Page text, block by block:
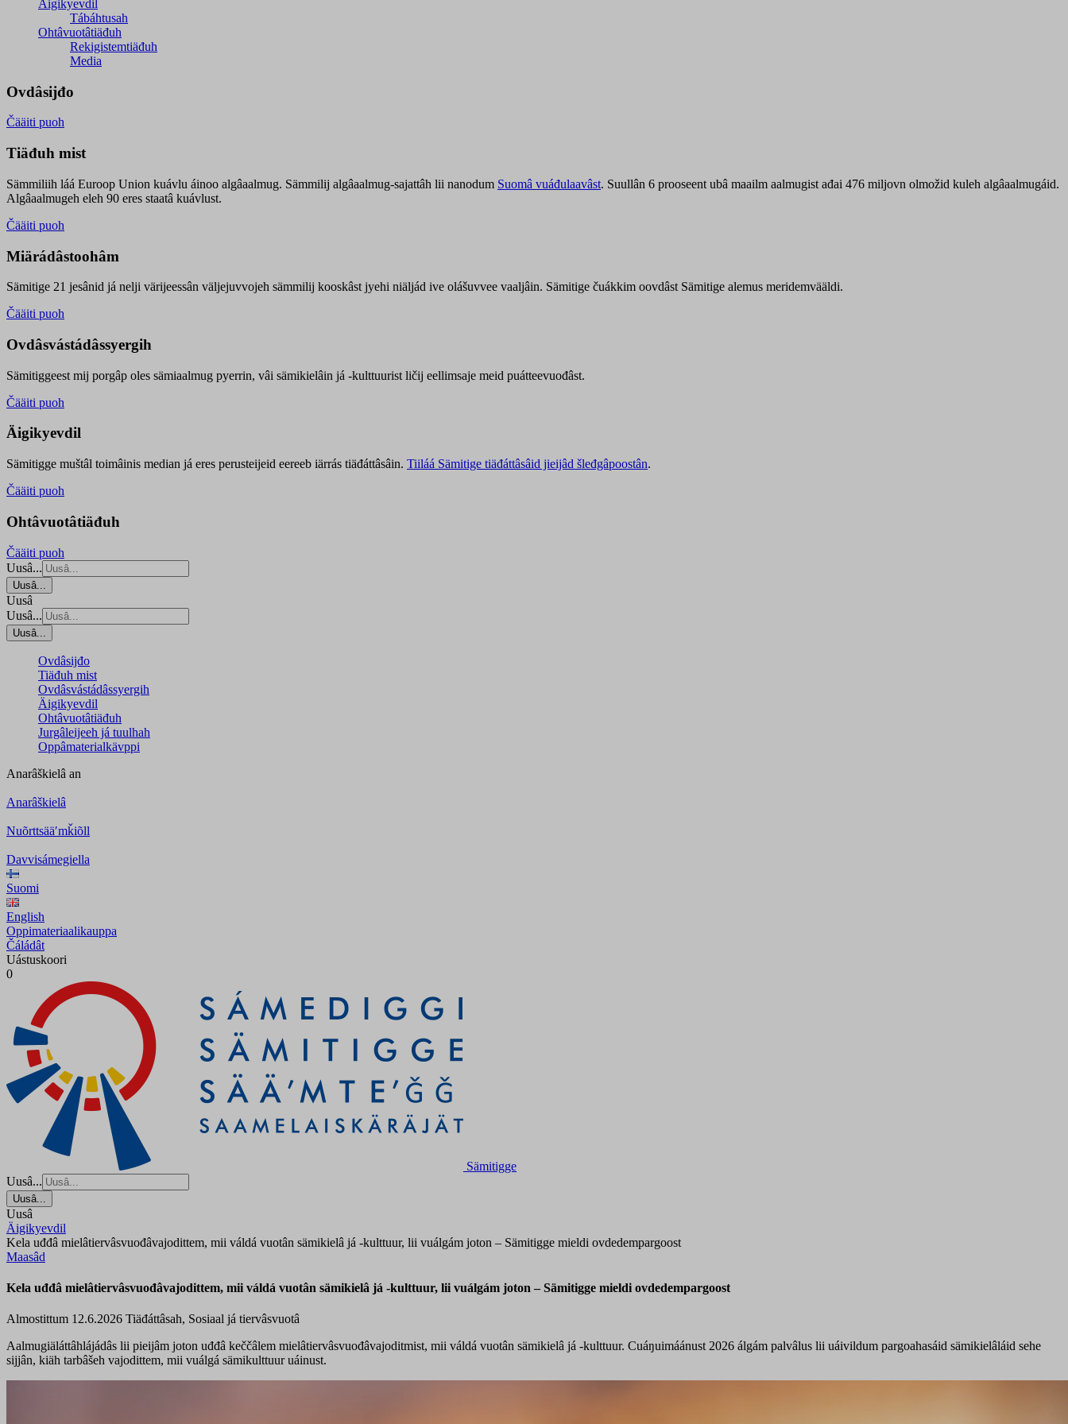
Äigikyevdil
Tábáhtusah
Ohtâvuotâtiäđuh
Rekigistemtiäđuh
Media
Ovdâsijđo
Čääiti puoh
Tiäđuh mist
Sämmiliih láá Euroop Union kuávlu áinoo algâaalmug. Sämmilij algâaalmug-sajattâh lii nanodum Suomâ vuáđulaavâst. Suullân 6 prooseent ubâ maailm aalmugist ađai 476 miljovn olmožid kuleh algâaalmugáid.
Algâaalmugeh eleh 90 eres staatâ kuávlust.
Čääiti puoh
Miärádâstoohâm
Sämitige 21 jesânid já nelji värijeessân väljejuvvojeh sämmilij kooskâst jyehi niäljád ive olášuvvee vaaljâin. Sämitige čuákkim oovdâst Sämitige alemus meridemvääldi.
Čääiti puoh
Ovdâsvástádâssyergih
Sämitiggeest mij porgâp oles sämiaalmug pyerrin, vâi sämikielâin já -kulttuurist ličij eellimsaje meid puátteevuođâst.
Čääiti puoh
Äigikyevdil
Sämitigge muštâl toimâinis median já eres perusteijeid eereeb iärrás tiäđáttâsâin. Tiiláá Sämitige tiäđáttâsâid jieijâd šleđgâpoostân.
Čääiti puoh
Ohtâvuotâtiäđuh
Čääiti puoh
Uusâ...
Uusâ...
Uusâ
Uusâ...
Uusâ...
Ovdâsijđo
Tiäđuh mist
Ovdâsvástádâssyergih
Äigikyevdil
Ohtâvuotâtiäđuh
Jurgâleijeeh já tuulhah
Oppâmaterialkävppi
Anarâškielâ an
Anarâškielâ
Nuõrttsääʹmǩiõll
Davvisámegiella
Suomi
English
Oppimateriaalikauppa
Čáládât
Uástuskoori
0
Sämitigge
Uusâ...
Uusâ...
Uusâ
Äigikyevdil
Kela uđđâ mielâtiervâsvuođâvajodittem, mii váldá vuotân sämikielâ já -kulttuur, lii vuálgám joton – Sämitigge mieldi ovdedempargoost
Maasâd
Kela uđđâ mielâtiervâsvuođâvajodittem, mii váldá vuotân sämikielâ já -kulttuur, lii vuálgám joton – Sämitigge mieldi ovdedempargoost
Almostittum 12.6.2026 Tiäđáttâsah, Sosiaal já tiervâsvuotâ
Aalmugiäláttâhlájádâs lii pieijâm joton uđđâ keččâlem mielâtiervâsvuođâvajoditmist, mii váldá vuotân sämikielâ já -kulttuur. Cuáŋuimáánust 2026 álgám palvâlus lii uáivildum pargoahasáid sämikielâláid sehe
sijjân, kiäh tarbâšeh vajodittem, mii vuálgá sämikulttuur uáinust.